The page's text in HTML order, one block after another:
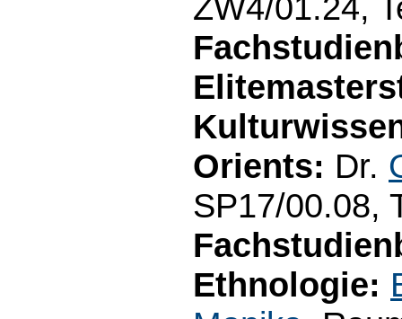
Orients: Dr.
SP17/00.08,
Ethnologie: